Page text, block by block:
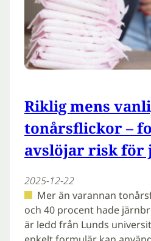
Riklig mens
tonårsflickor –
avslöjar risk
2025-12-22
Mer än varannan
och 40 procent hade
är ledd från Lunds